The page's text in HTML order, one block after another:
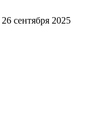
26 сентября 2025